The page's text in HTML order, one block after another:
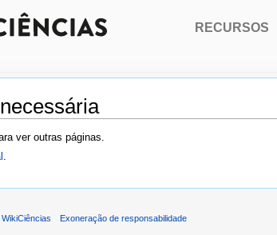
ver outras páginas.
RECURSOS
Exoneração de responsabilidade